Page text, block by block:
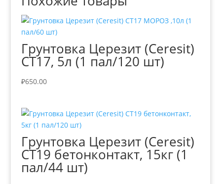
Грунтовка Церезит (Ceresit)
СТ17, 5л (1 пал/120 шт)
₽650.00
Грунтовка Церезит (Ceresit)
СТ19 бетонконтакт, 15кг (1
пал/44 шт)